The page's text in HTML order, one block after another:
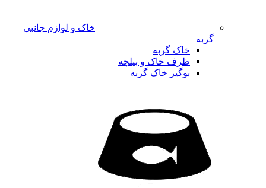
خاک و لوازم جانبی
گربه
خاک گربه
ظرف خاک و بیلچه
بوگیر خاک گربه